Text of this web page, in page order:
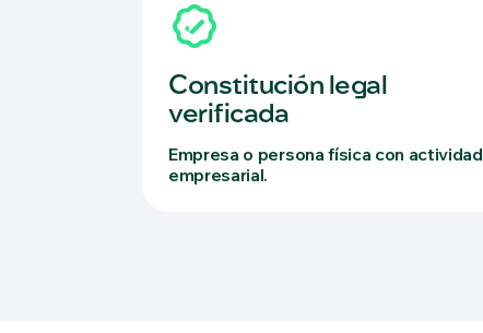
Constitución legal
verificada
Empresa o persona física con actividad
empresarial.